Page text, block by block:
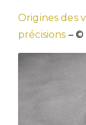
Origines des
précisions – ©